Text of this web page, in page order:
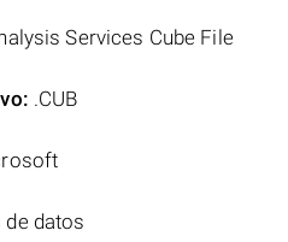
Services Cube File
.CUB
datos